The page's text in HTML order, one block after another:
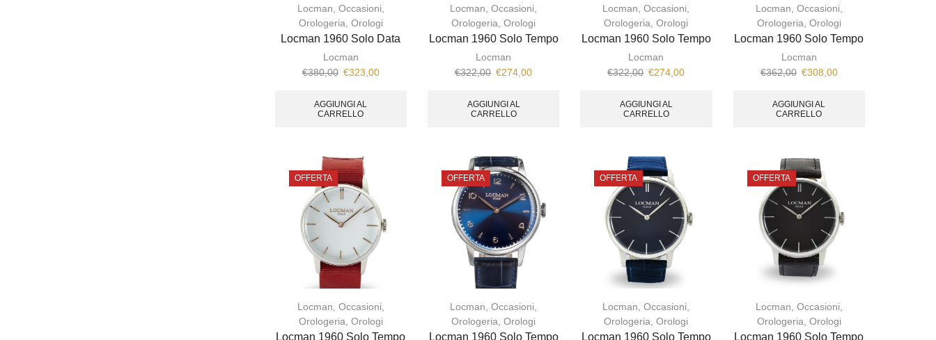
Locman Occasioni
Orologeria Orologi
Locman 1960 Solo Data
Locman
€380,00 €323,00
AGGIUNGI AL
CARRELLO
Locman ,Occasioni
Orologeria ,Orologi
Locman 1960 Solo Tempo
Locman
€322,00 €274,00
AGGIUNGI AL
CARRELLO
Locman ,Occasioni
Orologeria ,Orologi
Locman 1960 Solo Tempo
Locman
€322,00 €274,00
AGGIUNGI AL
CARRELLO
Locman Occasioni
Orologeria Orologi
Locman 1960 Solo Tempo
Locman
€362,00 €308,00
AGGIUNGI AL
CARRELLO
OFFERTA
Locman Occasioni
Orologeria Orologi
Locman 1960 Solo Tempo
OFFERTA
Locman ,Occasioni
Orologeria ,Orologi
Locman 1960 Solo Tempo
OFFERTA
Locman ,Occasioni
Orologeria ,Orologi
Locman 1960 Solo Tempo
OFFERTA
Locman Occasioni
Orologeria Orologi
Locman 1960 Solo Tempo